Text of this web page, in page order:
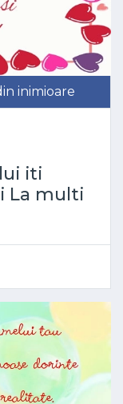
inimioare
iti
La multi